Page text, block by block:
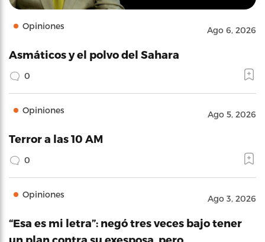
Opiniones Ago 6, 2026
Asmáticos y el polvo del Sahara
0
Opiniones Ago 5, 2026
Terror a las 10 AM
0
Opiniones Ago 3, 2026
“Esa es mi letra”: negó tres veces bajo tener
un plan contra su exesposa, pero…